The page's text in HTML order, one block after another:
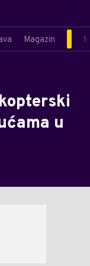
Magazin
u